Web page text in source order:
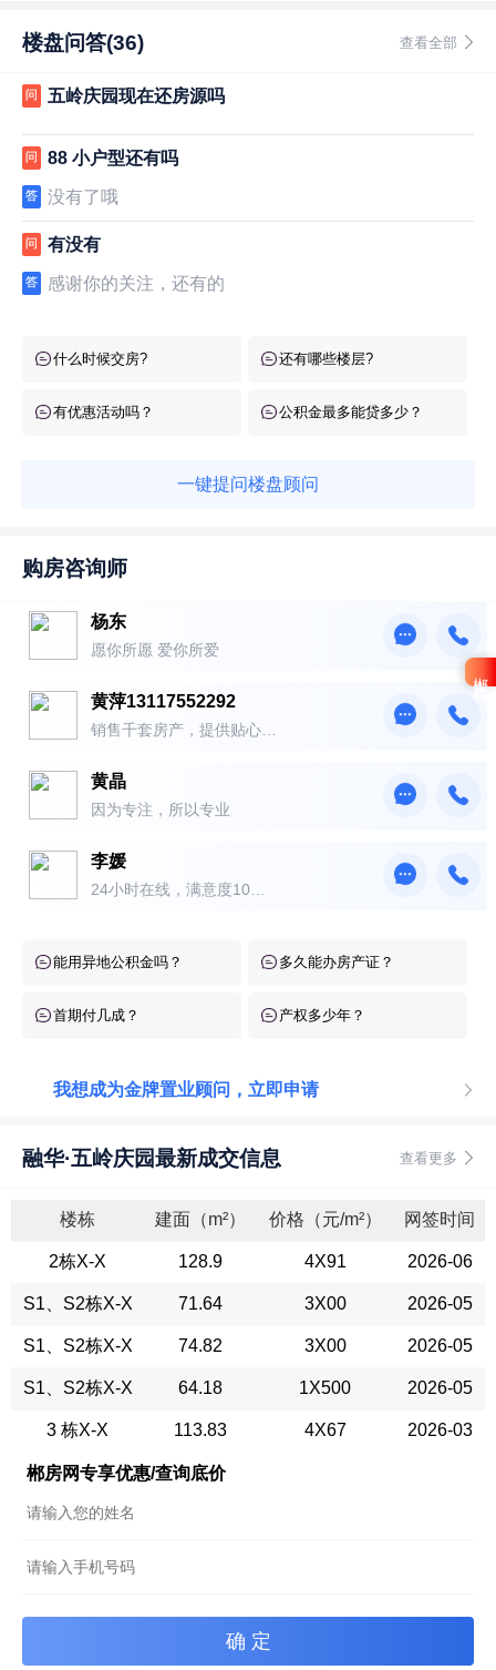
楼盘问答(36) 查看全部
问 五岭庆园现在还房源吗
问 88 小户型还有吗
答 没有了哦
问 有没有
答 感谢你的关注，还有的
什么时候交房? 还有哪些楼层?
有优惠活动吗？ 公积金最多能贷多少？
一键提问楼盘顾问
购房咨询师
杨东
愿你所愿 爱你所爱
黄萍13117552292
销售千套房产，提供贴心服
黄晶
因为专注，所以专业
李媛
24小时在线，满意度10
能用异地公积金吗？ 多久能办房产证？
首期付几成？ 产权多少年？
我想成为金牌置业顾问，立即申请
融华·五岭庆园最新成交信息 查看更多
楼栋 建面（m²） 价格（元/m²） 网签时间
2栋X-X 128.9 4X91 2026-06
S1、S2栋X-X 71.64 3X00 2026-05
S1、S2栋X-X 74.82 3X00 2026-05
S1、S2栋X-X 64.18 1X500 2026-05
3 栋X-X 113.83 4X67 2026-03
郴房网专享优惠/查询底价